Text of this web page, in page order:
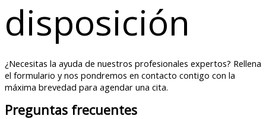
disposición
¿Necesitas la ayuda de nuestros profesionales expertos? Rellena
el formulario y nos pondremos en contacto contigo con la
máxima brevedad para agendar una cita.
Preguntas frecuentes